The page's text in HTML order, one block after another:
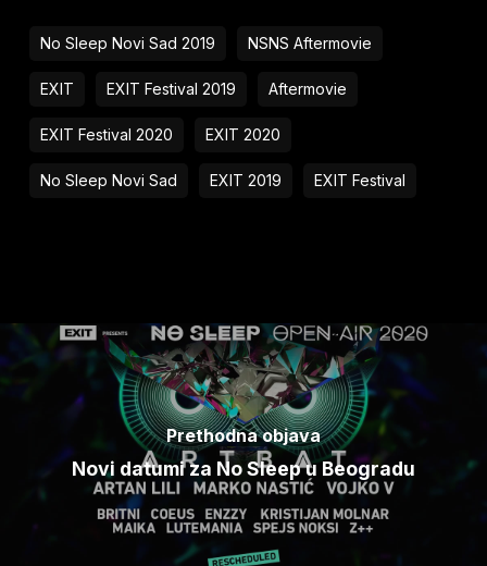
No Sleep Novi Sad 2019 NSNS Aftermovie
EXIT EXIT Festival 2019 Aftermovie
EXIT Festival 2020 EXIT 2020
No Sleep Novi Sad EXIT 2019 EXIT Festival
Prethodna objava
Novi datumi za No Sleep u Beogradu